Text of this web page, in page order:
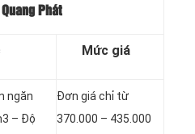
Phát
Mức giá
ngăn
– Độ
Đơn giá chỉ từ
370.000 – 435.000